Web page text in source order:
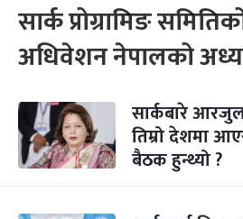
सार्क प्रोग्रामिङ
अधिवेशन नेपालको
सार्कबारे
तिम्रो देशमा
बैठक हुन्थ्यो ?